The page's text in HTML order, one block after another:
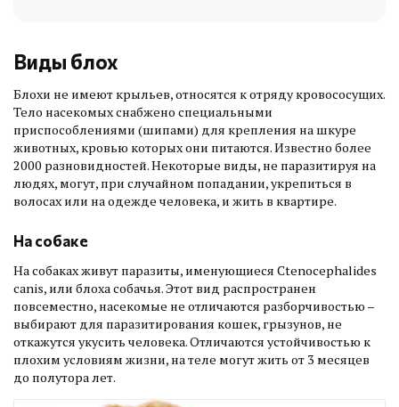
Виды блох
Блохи не имеют крыльев, относятся к отряду кровососущих.
Тело насекомых снабжено специальными
приспособлениями (шипами) для крепления на шкуре
животных, кровью которых они питаются. Известно более
2000 разновидностей. Некоторые виды, не паразитируя на
людях, могут, при случайном попадании, укрепиться в
волосах или на одежде человека, и жить в квартире.
На собаке
На собаках живут паразиты, именующиеся Ctenocephalides
canis, или блоха собачья. Этот вид распространен
повсеместно, насекомые не отличаются разборчивостью –
выбирают для паразитирования кошек, грызунов, не
откажутся укусить человека. Отличаются устойчивостью к
плохим условиям жизни, на теле могут жить от 3 месяцев
до полутора лет.